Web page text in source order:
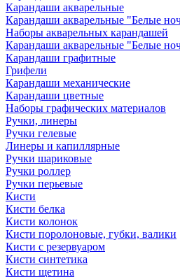
Карандаши акварельные
Карандаши акварельные "Белые
Наборы акварельных карандашей
Карандаши акварельные "Белые
Карандаши графитные
Грифели
Карандаши механические
Карандаши цветные
Наборы графических материалов
Ручки, линеры
Ручки гелевые
Линеры и капиллярные
Ручки шариковые
Ручки роллер
Ручки перьевые
Кисти
Кисти белка
Кисти колонок
Кисти поролоновые, губки, валики
Кисти с резервуаром
Кисти синтетика
Кисти щетина